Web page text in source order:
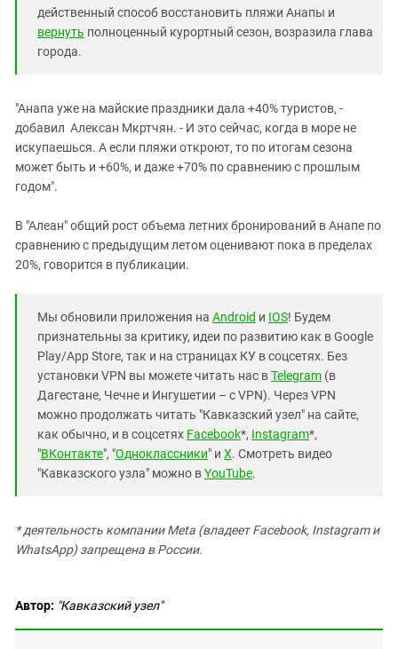
действенный способ восстановить пляжи Анапы и
вернуть полноценный курортный сезон, возразила глава
города.
"Анапа уже на майские праздники дала +40% туристов, -
добавил Алексан Мкртчян. - И это сейчас, когда в море не
искупаешься. А если пляжи откроют, то по итогам сезона
может быть и +60%, и даже +70% по сравнению с прошлым
годом".
В "Алеан" общий рост объема летних бронирований в Анапе по
сравнению с предыдущим летом оценивают пока в пределах
20%, говорится в публикации.
Мы обновили приложения на Android и IOS! Будем
признательны за критику, идеи по развитию как в Google
Play/App Store, так и на страницах КУ в соцсетях. Без
установки VPN вы можете читать нас вTelegram (в
Дагестане, Чечне и Ингушетии – с VPN). Через VPN
можно продолжать читать "Кавказский узел" на сайте,
как обычно, и в соцсетях Facebook*, Instagram*,
"ВКонтакте", "Одноклассники" и X. Смотреть видео
"Кавказского узла" можно вYouTube.
* деятельность компании Meta (владеет Facebook, Instagram и
WhatsApp) запрещена в России.
Автор: "Кавказский узел"